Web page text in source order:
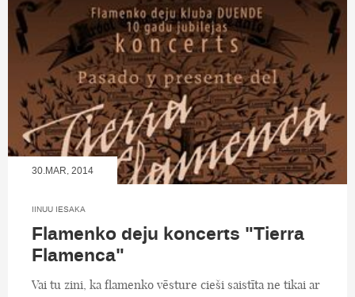
30.MAR, 2014
IINUU IESAKA
Flamenko deju koncerts "Tierra
Flamenca"
Vai tu zini, ka flamenko vēsture cieši saistīta ne tikai ar